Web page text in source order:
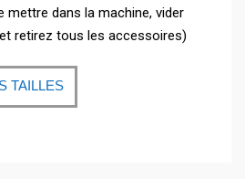
mettre dans la machine, vider
retirez tous les accessoires)
TAILLES